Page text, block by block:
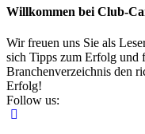
Willkommen bei Club-
Wir freuen uns Sie als
sich Tipps zum Erfolg und
Branchenverzeichnis den
Erfolg!
Follow us: